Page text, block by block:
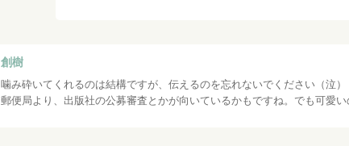
創樹
噛み砕いてくれるのは結構ですが、伝えるのを忘れないでください（泣）
郵便局より、出版社の公募審査とかが向いているかもですね。でも可愛